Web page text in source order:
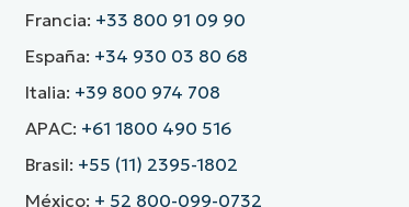
Francia: +33 800 91 09 90
España: +34 930 03 80 68
Italia: +39 800 974 708
APAC: +61 1800 490 516
Brasil: +55 (11) 2395-1802
México: + 52 800-099-0732